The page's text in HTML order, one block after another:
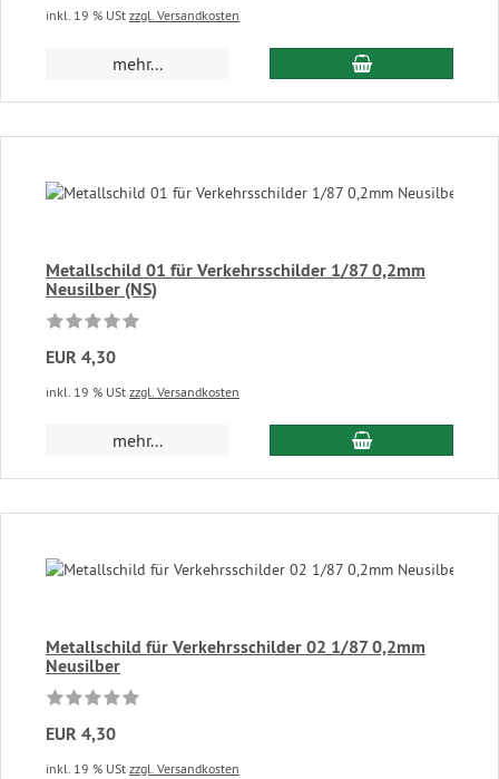
inkl. 19 % USt zzgl. Versandkosten
mehr... In den
Metallschild 01 für Verkehrsschilder 1/87 0,2mm
Neusilber (NS)
EUR 4,30
inkl. 19 % USt zzgl. Versandkosten
mehr... In den
Metallschild für Verkehrsschilder 02 1/87 0,2mm
Neusilber
EUR 4,30
inkl. 19 % USt zzgl. Versandkosten